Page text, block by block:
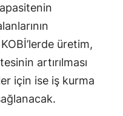
üretim,
artırılması
için ise iş kurma